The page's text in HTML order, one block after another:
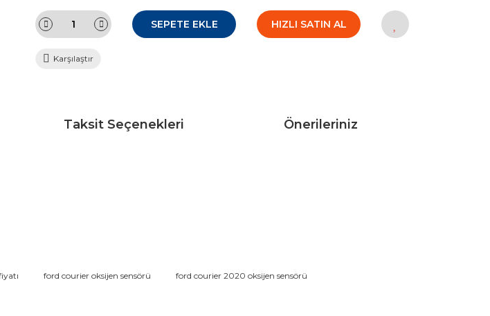
SEPETE EKLE HIZLI SATIN AL
Karşılaştır
Taksit Seçenekleri Önerileriniz
noktaları öneri formunu kullanarak tarafımıza iletebilirsiniz.
ford courier oksijen sensörü
ford courier 2020 oksijen sensörü